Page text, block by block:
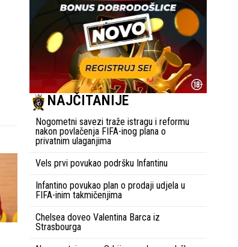
NAJČITANIJE
Nogometni savezi traže istragu i reformu
nakon povlačenja FIFA-inog plana o
privatnim ulaganjima
Vels prvi povukao podršku Infantinu
Infantino povukao plan o prodaji udjela u
FIFA-inim takmičenjima
Chelsea doveo Valentina Barca iz
Strasbourga